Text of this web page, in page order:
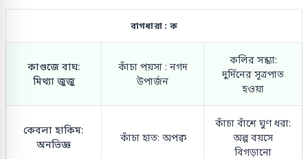
বাগধারা : ক
কাগুজে বাঘ:
মিথ্যা জুজু
কাঁচা পয়সা : নগদ
উপার্জন
কলির সন্ধ্যা:
দুর্দিনের সূত্রপাত
হওয়া
কেবলা হাকিম:
অনভিজ্ঞ
কাঁচা হাত: অপক্ব
কাঁচা বাঁশে ঘুণ ধরা:
অল্প বয়সে
বিগড়ানো